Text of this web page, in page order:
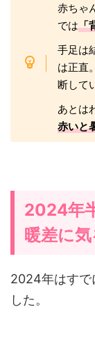
赤ちゃ
では「
手足は
は正直。
断して
あとは
赤いと
2024年
暖差に気
2024年はすで
した。